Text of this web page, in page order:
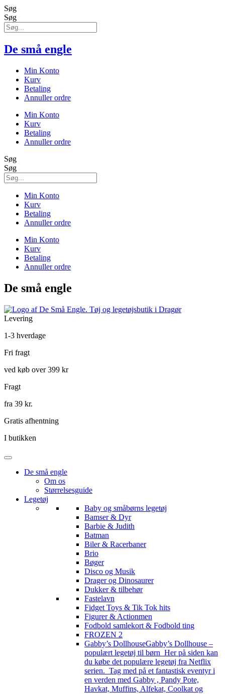
Søg
Søg
De små engle
Min Konto
Kurv
Betaling
Annuller ordre
Min Konto
Kurv
Betaling
Annuller ordre
Søg
Søg
Min Konto
Kurv
Betaling
Annuller ordre
Min Konto
Kurv
Betaling
Annuller ordre
De små engle
Levering
1-3 hverdage
Fri fragt
ved køb over 399 kr
Fragt
fra 39 kr.
Gratis afhentning
I butikken
De små engle
Om os
Størrelsesguide
Legetøj
Baby og småbørns legetøj
Bamser & Dyr
Barbie & Judith
Batman
Biler & Racerbaner
Brio
Bøger
Disco og Musik
Drager og Dinosaurer
Dukker & tilbehør
Fastelavn
Fidget Toys & Tik Tok hits
Figurer & Actionmen
Fodbold samlekort & Fodbold ting
FROZEN 2
Gabby’s DollhouseGabby’s Dollhouse –
populært legetøj til børn Her på siden kan
du købe det populære legetøj fra Netflix
serien. Tag med på et fantastisk eventyr i
en verden med Gabby , Pandy Pote,
Havkat, Muffins, Alfekat, Coolkat og